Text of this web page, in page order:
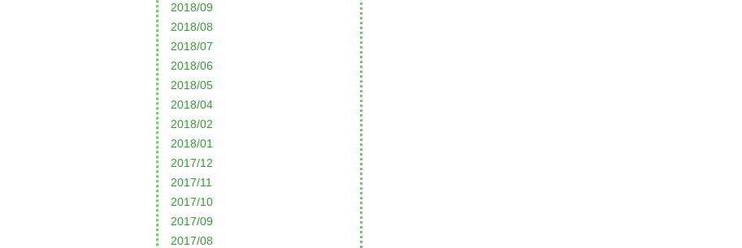
2018/09
2018/08
2018/07
2018/06
2018/05
2018/04
2018/02
2018/01
2017/12
2017/11
2017/10
2017/09
2017/08